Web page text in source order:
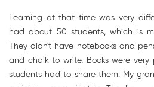
Learning at that time was very
had about 50 students, which is
They didn't have notebooks and
and chalk to write. Books were very
students had to share them. My